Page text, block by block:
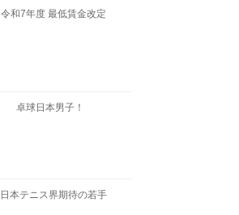
令和7年度 最低賃金改定
卓球日本男子！
日本テニス界期待の若手